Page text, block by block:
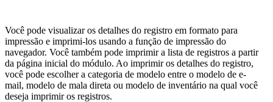
Você pode visualizar os detalhes do registro em formato para
impressão e imprimi-los usando a função de impressão do
navegador. Você também pode imprimir a lista de registros a partir
da página inicial do módulo. Ao imprimir os detalhes do registro,
você pode escolher a categoria de modelo entre o modelo de e-
mail, modelo de mala direta ou modelo de inventário na qual você
deseja imprimir os registros.